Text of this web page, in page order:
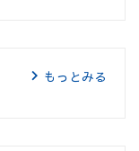
もっとみる